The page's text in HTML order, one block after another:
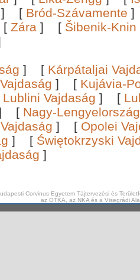
] [ Bród-Szávamente
[ Zára ] [ Šibenik-Knin
] [ Kárpátaljai
] [ Kujávia-
Lublini Vajdaság ] [
[ Nagy-
] [ Opolei
] [ Świętokrzyski
]
Corvinus Egyetem Tájtervezési és
az OTKA, az NKA és a Visegrádi